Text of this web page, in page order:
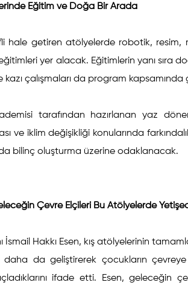
Eğitim ve Doğa Bir Arada
hale getiren atölyelerde robotik, resim,
yer alacak. Eğitimlerin yanı sıra
kazı çalışmaları da program kapsamında
tarafından hazırlanan yaz
ve iklim değişikliği konularında
bilinç oluşturma üzerine odaklanacak.
Çevre Elçileri Bu Atölyelerde
İsmail Hakkı Esen, kış atölyelerinin
da geliştirerek çocukların
ifade etti. Esen, geleceğin